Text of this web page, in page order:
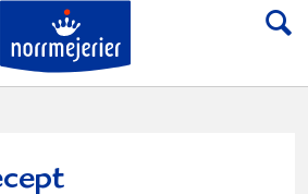
Till Norrmejerier